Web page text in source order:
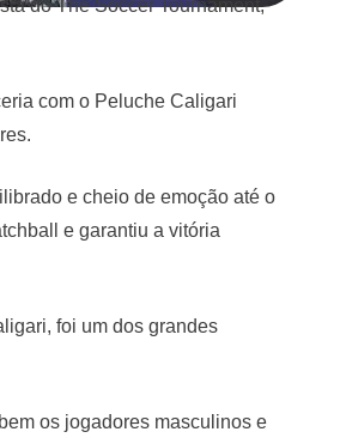
do The Soccer Tournament,
com o Peluche Caligari
e cheio de emoção até o
e garantiu a vitória
foi um dos grandes
os jogadores masculinos e